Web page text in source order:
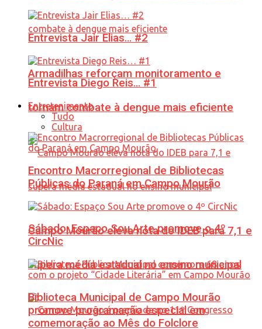
Armadilhas reforçam monitoramento e
tornam combate à dengue mais eficiente
Campo Mourão eleva nota do IDEB para 7,1 e
supera média estadual no ensino municipal
Entrevista Jair Elias… #2
Entrevista Diego Reis… #1
Entretenimento
Tudo
Cultura
Encontro Macrorregional de Bibliotecas
Públicas do Paraná em Campo Mourão
Sábado: Espaço Sou Arte promove o 4º
CircNic
Biblioteca Municipal de Campo Mourão
promove programação especial em
comemoração ao Mês do Folclore